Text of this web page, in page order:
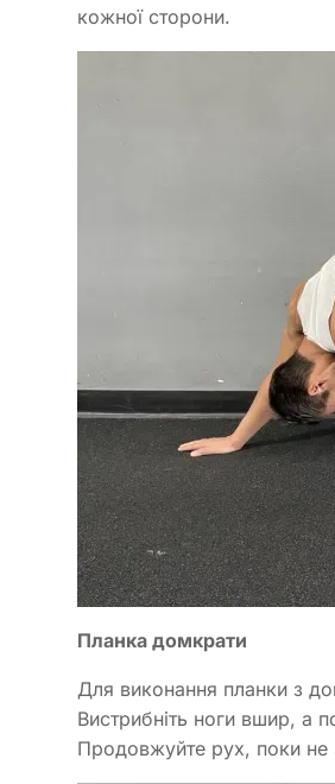
кожної сторони.
Планка домкрати
Для виконання планки з
Вистрибніть ноги вшир, а
Продовжуйте рух, поки не